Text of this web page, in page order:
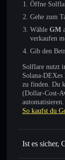
Öffne
Gehe zum
Wähle GM
verkaufen
Gib den
Solflare nutzt
Solana-
zu finden. Du
(Dollar-Cost-
So kaufst du
Ist es sicher,
Good